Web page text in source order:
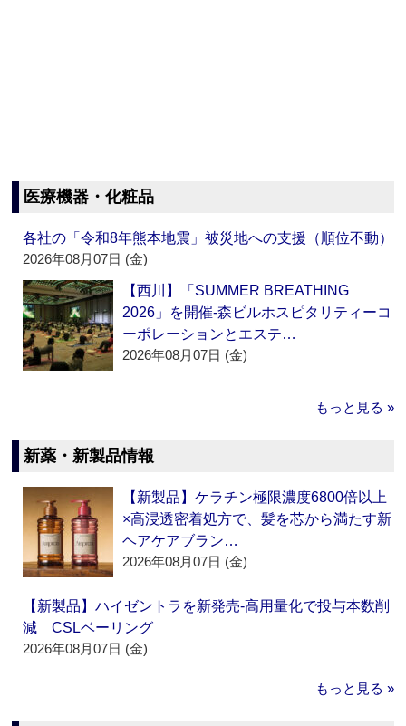
医療機器・化粧品
各社の「令和8年熊本地震」被災地への支援（順位不動）
2026年08月07日 (金)
【西川】「SUMMER BREATHING
2026」を開催‐森ビルホスピタリティーコ
ーポレーションとエステ…
2026年08月07日 (金)
もっと見る »
新薬・新製品情報
【新製品】ケラチン極限濃度6800倍以上
×高浸透密着処方で、髪を芯から満たす新
ヘアケアブラン…
2026年08月07日 (金)
【新製品】ハイゼントラを新発売‐高用量化で投与本数削
減 CSLベーリング
2026年08月07日 (金)
もっと見る »